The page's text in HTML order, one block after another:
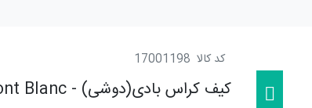
کد کالا 17001198
کیف کراس بادی(دوشی) - Mont Blanc